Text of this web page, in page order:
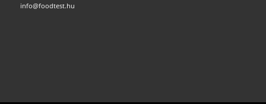
info@foodtest.hu